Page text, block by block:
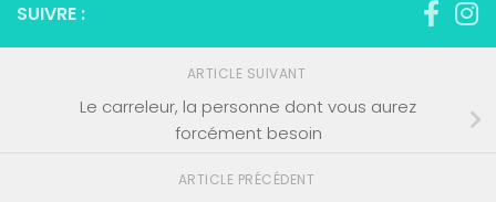
SUIVRE :
ARTICLE SUIVANT
Le carreleur, la personne dont vous aurez
forcément besoin
ARTICLE PRÉCÉDENT